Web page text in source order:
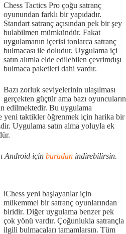
Chess Tactics Pro çoğu satranç
oyunundan farklı bir yapıdadır.
Standart satranç açısından pek bir şey
bulabilmen mümkündür. Fakat
uygulamanın içerisi tonlarca satranç
bulmacası ile doludur. Uygulama içi
satın alımla elde edilebilen çevrimdışı
bulmaca paketleri dahi vardır.
Bazı zorluk seviyelerinin ulaşılması
gerçekten güçtür ama bazı oyuncuların
edilmektedir. Bu uygulama
yeni taktikler öğrenmek için harika bir
Uygulama satın alma yoluyla ek
Android için buradan indirebilirsin.
iChess yeni başlayanlar için
mükemmel bir satranç oyunlarından
biridir. Diğer uygulama benzer pek
çok yönü vardır. Çoğunlukla satrançla
ilgili bulmacaları tamamlarsın. Tüm